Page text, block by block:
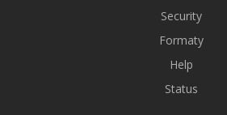
Security
Formaty
Help
Status